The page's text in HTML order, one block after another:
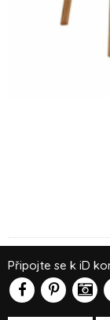
Připojte se k iD